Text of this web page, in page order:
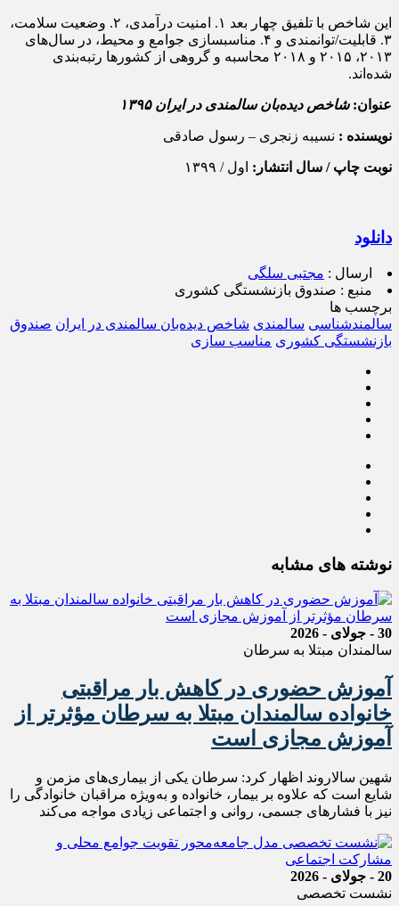
این شاخص با تلفیق چهار بعد ۱. امنیت درآمدی، ۲. وضعیت سلامت،
۳. قابلیت/توانمندی و ۴. مناسب­سازی جوامع و محیط، در سال‌های
۲۰۱۳، ۲۰۱۵ و ۲۰۱۸ محاسبه و گروهی از کشورها رتبه‌بندی
شده‌اند.
عنوان:شاخص دیده‌بان سالمندی در ایران ۱۳۹۵
نویسنده : نسیبه زنجری – رسول صادقی
نوبت چاپ / سال انتشار: اول / ۱۳۹۹
دانلود
ارسال : مجتبی سلگی
منبع : صندوق بازنشستگی کشوری
برچسب ها
سالمندشناسی سالمندی شاخص دیده‌بان سالمندی در ایران صندوق
بازنشستگی کشوری مناسب سازی
نوشته های مشابه
30 - جولای - 2026
سالمندان مبتلا به سرطان
آموزش حضوری در کاهش بار مراقبتی
خانواده سالمندان مبتلا به سرطان مؤثرتر از
آموزش مجازی است
شهین سالاروند اظهار کرد: سرطان یکی از بیماری‌های مزمن و
شایع است که علاوه بر بیمار، خانواده و به‌ویژه مراقبان خانوادگی را
نیز با فشارهای جسمی، روانی و اجتماعی زیادی مواجه می‌کند
20 - جولای - 2026
نشست تخصصی